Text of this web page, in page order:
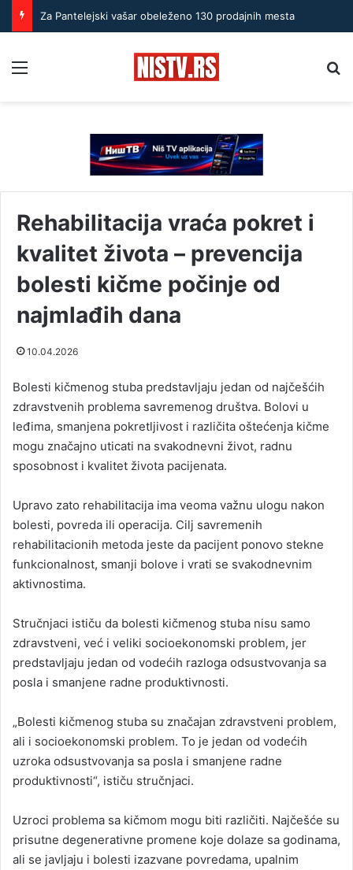
Za Pantelejski vašar obeleženo 130 prodajnih mesta
Rehabilitacija vraća pokret i
kvalitet života – prevencija
bolesti kičme počinje od
najmlađih dana
10.04.2026
Bolesti kičmenog stuba predstavljaju jedan od najčešćih
zdravstvenih problema savremenog društva. Bolovi u
leđima, smanjena pokretljivost i različita oštećenja kičme
mogu značajno uticati na svakodnevni život, radnu
sposobnost i kvalitet života pacijenata.
Upravo zato rehabilitacija ima veoma važnu ulogu nakon
bolesti, povreda ili operacija. Cilj savremenih
rehabilitacionih metoda jeste da pacijent ponovo stekne
funkcionalnost, smanji bolove i vrati se svakodnevnim
aktivnostima.
Stručnjaci ističu da bolesti kičmenog stuba nisu samo
zdravstveni, već i veliki socioekonomski problem, jer
predstavljaju jedan od vodećih razloga odsustvovanja sa
posla i smanjene radne produktivnosti.
„Bolesti kičmenog stuba su značajan zdravstveni problem,
ali i socioekonomski problem. To je jedan od vodećih
uzroka odsustvovanja sa posla i smanjene radne
produktivnosti“, ističu stručnjaci.
Uzroci problema sa kičmom mogu biti različiti. Najčešće su
prisutne degenerativne promene koje dolaze sa godinama,
ali se javljaju i bolesti izazvane povredama, upalnim